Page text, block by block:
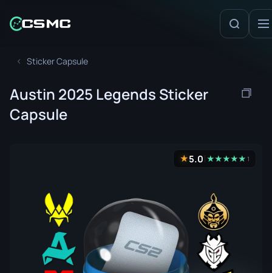
Sticker Capsule
Austin 2025 Legends Sticker
Capsule
★5.0 ★★★★★ 1